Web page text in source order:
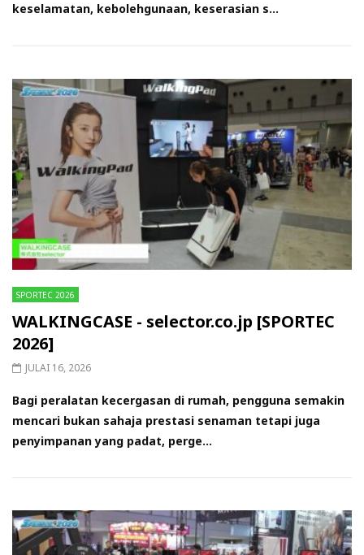
keselamatan, kebolehgunaan, keserasian s...
SPORTEC 2026
WALKINGCASE - selector.co.jp [SPORTEC
2026]
JULAI 16, 2026
Bagi peralatan kecergasan di rumah, pengguna semakin
mencari bukan sahaja prestasi senaman tetapi juga
penyimpanan yang padat, perge...